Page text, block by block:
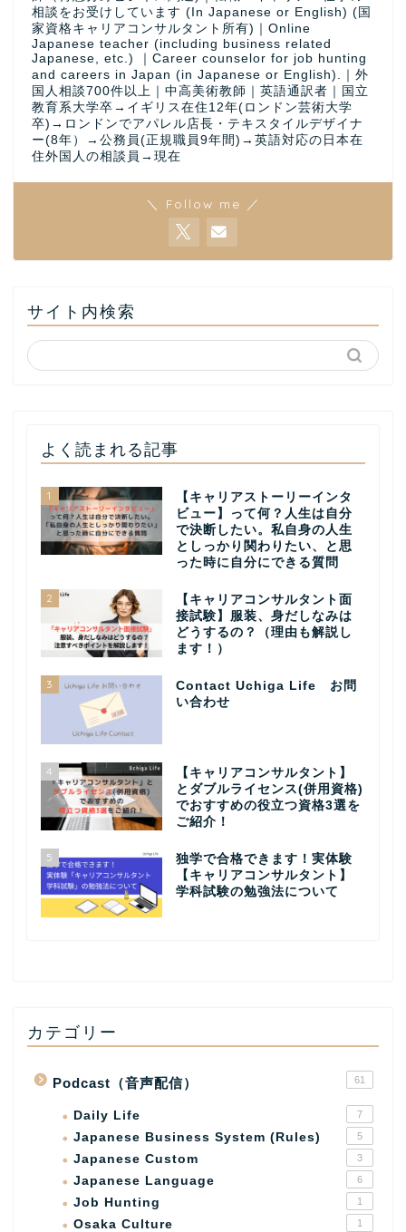
相談をお受けしています (In Japanese or English) (国
家資格キャリアコンサルタント所有)｜Online
Japanese teacher (including business related
Japanese, etc.) ｜Career counselor for job hunting
and careers in Japan (in Japanese or English).｜外
国人相談700件以上｜中高美術教師｜英語通訳者｜国立
教育系大学卒→イギリス在住12年(ロンドン芸術大学
卒)→ロンドンでアパレル店長・テキスタイルデザイナ
ー(8年）→公務員(正規職員9年間)→英語対応の日本在
住外国人の相談員→現在
＼ Follow me ／
サイト内検索
よく読まれる記事
1
【キャリアストーリーインタ
ビュー】って何？人生は自分
で決断したい。私自身の人生
としっかり関わりたい、と思
った時に自分にできる質問
2
【キャリアコンサルタント面
接試験】服装、身だしなみは
どうするの？（理由も解説し
ます！）
3
Contact Uchiga Life お問
い合わせ
4
【キャリアコンサルタント】
とダブルライセンス(併用資格)
でおすすめの役立つ資格3選を
ご紹介！
5
独学で合格できます！実体験
【キャリアコンサルタント】
学科試験の勉強法について
カテゴリー
Podcast（音声配信） 61
Daily Life 7
Japanese Business System (Rules) 5
Japanese Custom 3
Japanese Language 6
Job Hunting 1
Osaka Culture 1